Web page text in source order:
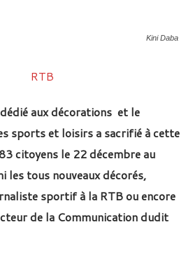
Kini Daba
aux décorations et le
sports et loisirs a sacrifié à cette
citoyens le 22 décembre au
les tous nouveaux décorés,
sportif à la RTB ou encore
de la Communication dudit